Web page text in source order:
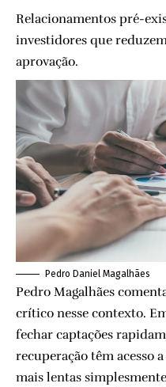
Relacionamentos pré-
investidores que
aprovação.
Pedro Daniel Magalhães
Pedro Magalhães
crítico nesse contexto.
fechar captações
recuperação têm acesso
mais lentas